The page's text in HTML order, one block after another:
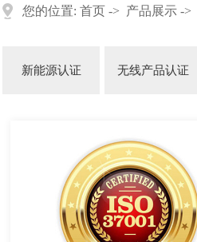
您的位置: 首页 -> 产品展示 ->
新能源认证 无线产品认证